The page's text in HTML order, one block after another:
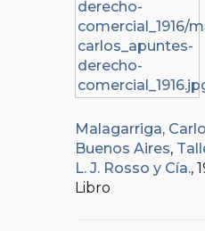
Malagarriga,
Buenos Aires,
L. J. Rosso y Cía.,
Libro